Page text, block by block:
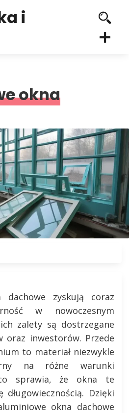
i
okna
dachowe zyskują coraz
w nowoczesnym
zalety są dostrzegane
oraz inwestorów. Przede
to materiał niezwykle
na różne warunki
sprawia, że okna te
długowiecznością. Dzięki
okna dachowe